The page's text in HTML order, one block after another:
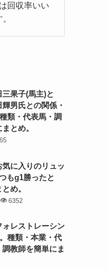
回収率いい
三果子(馬主)と
男氏との関係・
類・代表馬・調
とめ。
気に入りのリュッ
もg1勝ったと
め。
6352
レストレーシン
種類・本業・代
教師を簡単にま